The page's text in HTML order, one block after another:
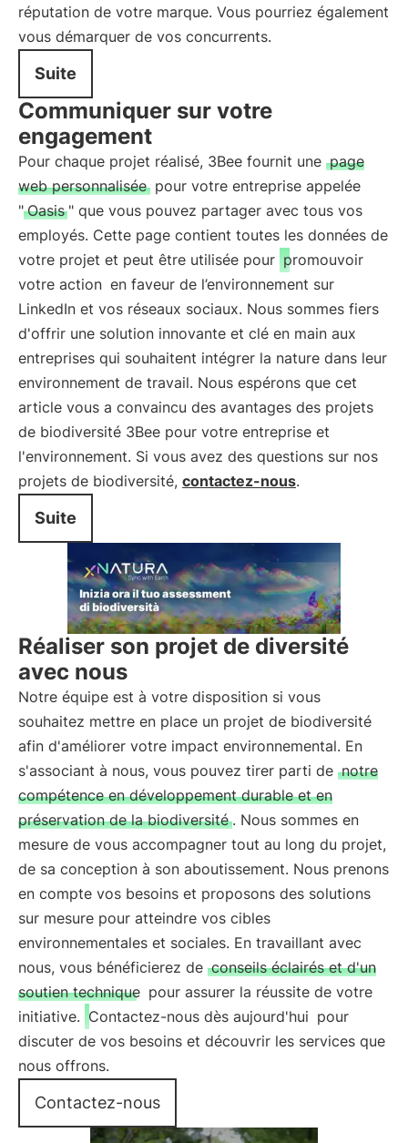
réputation de votre marque. Vous pourriez également
vous démarquer de vos concurrents.
Suite
Communiquer sur votre
engagement
Pour chaque projet réalisé, 3Bee fournit une page
web personnalisée pour votre entreprise appelée
" Oasis " que vous pouvez partager avec tous vos
employés. Cette page contient toutes les données de
votre projet et peut être utilisée pour promouvoir
votre action en faveur de l’environnement sur
LinkedIn et vos réseaux sociaux. Nous sommes fiers
d'offrir une solution innovante et clé en main aux
entreprises qui souhaitent intégrer la nature dans leur
environnement de travail. Nous espérons que cet
article vous a convaincu des avantages des projets
de biodiversité 3Bee pour votre entreprise et
l'environnement. Si vous avez des questions sur nos
projets de biodiversité, contactez-nous.
Suite
Réaliser son projet de diversité
avec nous
Notre équipe est à votre disposition si vous
souhaitez mettre en place un projet de biodiversité
afin d'améliorer votre impact environnemental. En
s'associant à nous, vous pouvez tirer parti de notre
compétence en développement durable et en
préservation de la biodiversité . Nous sommes en
mesure de vous accompagner tout au long du projet,
de sa conception à son aboutissement. Nous prenons
en compte vos besoins et proposons des solutions
sur mesure pour atteindre vos cibles
environnementales et sociales. En travaillant avec
nous, vous bénéficierez de conseils éclairés et d'un
soutien technique pour assurer la réussite de votre
initiative. Contactez-nous dès aujourd'hui pour
discuter de vos besoins et découvrir les services que
nous offrons.
Contactez-nous